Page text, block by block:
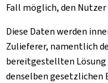
Fall möglich, den
Diese Daten werden
Zulieferer, namentlich
bereitgestellten Lösung
denselben gesetzlichen